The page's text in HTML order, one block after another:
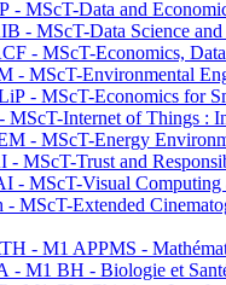
- MScT-Data and
- MScT-Data Science
- MScT-Economics,
- MScT-Environmental
- MScT-Economics for
Internet of Things :
- MScT-Energy
- MScT-Trust and
- MScT-Visual Computing
MScT-Extended
- M1 APPMS -
- M1 BH - Biologie et